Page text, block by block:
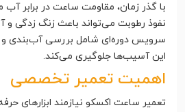
با گذر زمان، مقاومت ساعت در برابر
نفوذ رطوبت می‌تواند باعث زنگ زدگی
سرویس دوره‌ای شامل بررسی آب‌بندی
این آسیب‌ها جلوگیری می‌کند.
اهمیت تعمیر تخصصی
تعمیر ساعت اکسکو نیازمند ابزارهای